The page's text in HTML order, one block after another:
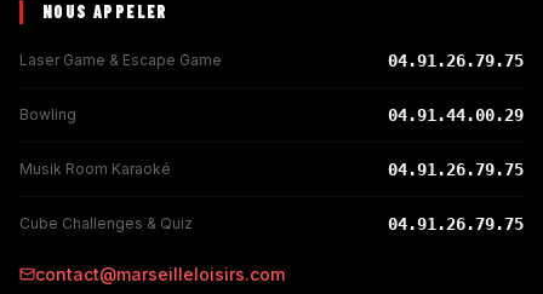
NOUS APPELER
Laser Game & Escape Game 04.91.26.79.75
Bowling 04.91.44.00.29
Musik Room Karaoké 04.91.26.79.75
Cube Challenges & Quiz 04.91.26.79.75
contact@marseilleloisirs.com